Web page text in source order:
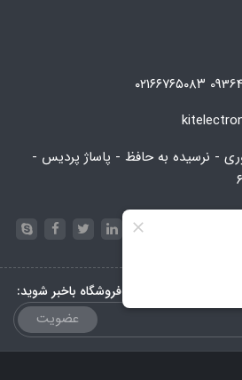
- نرسیده به حافظ - پاساژ پردیس -
و جدیدترین‌های فروشگاه باخبر شوید:
عضویت